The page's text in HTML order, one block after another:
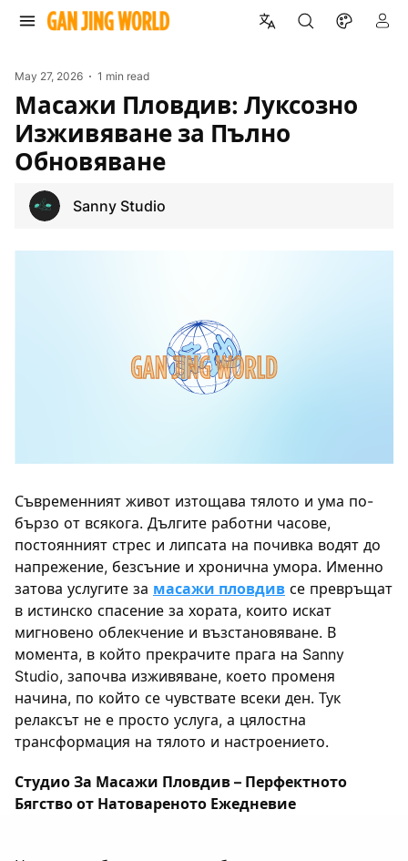
May 27, 2026 1 min read
Масажи Пловдив: Луксозно
Изживяване за Пълно
Обновяване
Sanny Studio
Съвременният живот изтощава тялото и ума по-
бързо от всякога. Дългите работни часове,
постоянният стрес и липсата на почивка водят до
напрежение, безсъние и хронична умора. Именно
затова услугите за масажи пловдив се превръщат
в истинско спасение за хората, които искат
мигновено облекчение и възстановяване. В
момента, в който прекрачите прага на Sanny
Studio, започва изживяване, което променя
начина, по който се чувствате всеки ден. Тук
релаксът не е просто услуга, а цялостна
трансформация на тялото и настроението.
Студио За Масажи Пловдив – Перфектното
Бягство от Натовареното Ежедневие